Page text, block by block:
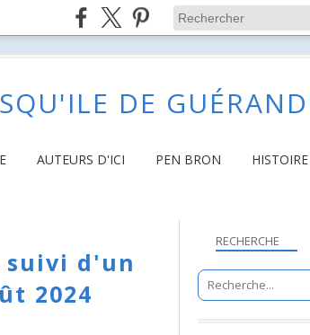
DE
AUTEURS D'ICI PEN BRON
suivi d'un
2024
RECHERCHE